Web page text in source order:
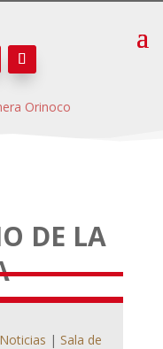
DE LA
Noticias | Sala de